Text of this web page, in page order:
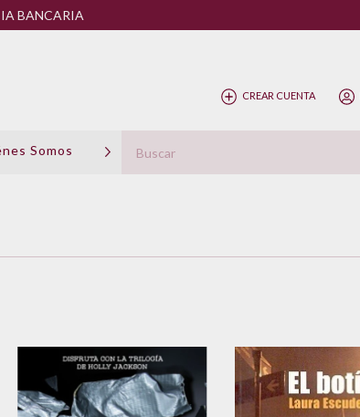
BANCARIA
CREAR CUENTA
Somos Política de Devolución